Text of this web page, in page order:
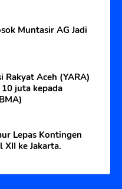
Muntasir AG Jadi
Rakyat Aceh (YARA)
juta kepada
Lepas Kontingen
XII ke Jakarta.